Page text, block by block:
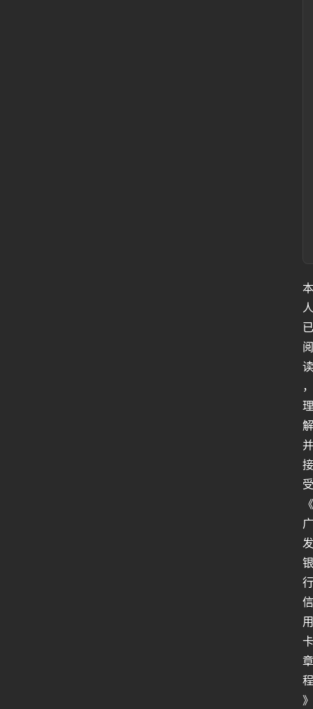
本
人
已
阅
读
，
理
解
并
接
受
《
广
发
银
行
信
用
卡
章
程
》